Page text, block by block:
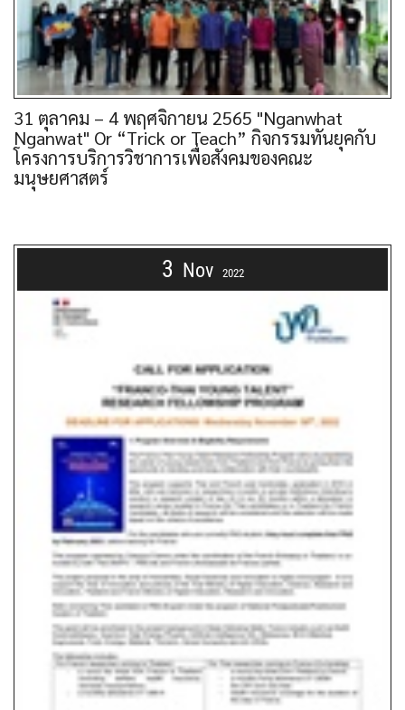
31 ตุลาคม – 4 พฤศจิกายน 2565 "Nganwhat
Nganwat" Or “Trick or Teach” กิจกรรมทันยุคกับ
โครงการบริการวิชาการเพื่อสังคมของคณะ
มนุษยศาสตร์
3 Nov 2022